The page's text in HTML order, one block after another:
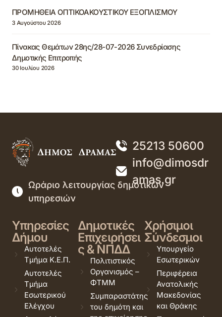
ΠΡΟΜΗΘΕΙΑ ΟΠΤΙΚΟΑΚΟΥΣΤΙΚΟΥ ΕΞΟΠΛΙΣΜΟΥ
3 Αυγούστου 2026
Πίνακας Θεμάτων 28ης/28-07-2026 Συνεδρίασης
Δημοτικής Επιτροπής
30 Ιουλίου 2026
25213 50600
info@dimosdr
amas.gr
Ωράριο λειτουργίας δημοτικών
υπηρεσιών
Υπηρεσίες
Δήμου
Αυτοτελές
Τμήμα Κ.Ε.Π.
Αυτοτελές
Τμήμα
Εσωτερικού
Ελέγχου
Δημοτικές
Επιχειρήσει
ς & ΝΠΔΔ
Πολιτιστικός
Οργανισμός –
ΦΤΜΜ
Συμπαραστάτης
του δημότη και
Χρήσιμοι
Σύνδεσμοι
Υπουργείο
Εσωτερικών
Περιφέρεια
Ανατολικής
Μακεδονίας
και Θράκης